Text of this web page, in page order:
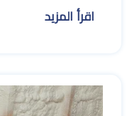
اقرأ المزيد